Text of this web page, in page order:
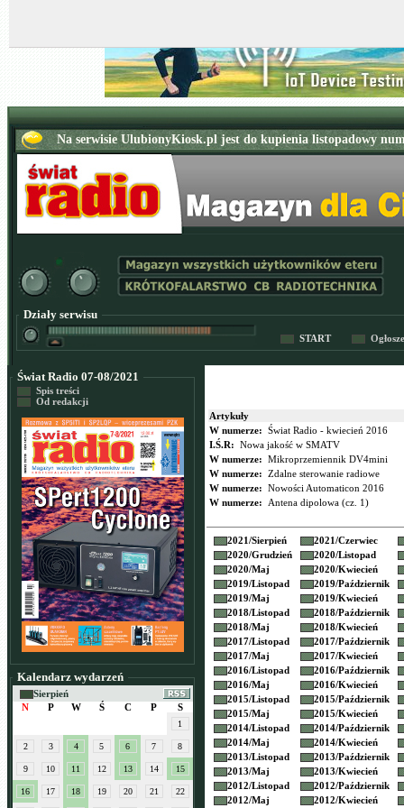
Działy serwisu
START
Świat Radio 07-08/2021
Spis treści
Od redakcji
Kalendarz wydarzeń
Sierpień
N
P W Ś C P S
1
2 3 4 5 6 7 8
9 10 11 12 13 14 15
16 17 18 19 20 21 22
Artykuły
W numerze: Świat Radio - kwiecień 2016
I.Ś.R: Nowa jakość w SMATV
W numerze: Mikroprzemiennik DV4mini
W numerze: Zdalne sterowanie radiowe
W numerze: Nowości Automaticon 2016
W numerze:
Antena dipolowa (cz. 1)
2021/Sierpień 2021/Czerwiec
2020/Grudzień 2020/Listopad
2020/Maj 2020/Kwiecień
2019/Listopad 2019/Październik
2019/Maj 2019/Kwiecień
2018/Listopad 2018/Październik
2018/Maj 2018/Kwiecień
2017/Listopad 2017/Październik
2017/Maj 2017/Kwiecień
2016/Listopad 2016/Październik
2016/Maj 2016/Kwiecień
2015/Listopad 2015/Październik
2015/Maj 2015/Kwiecień
2014/Listopad 2014/Październik
2014/Maj 2014/Kwiecień
2013/Listopad 2013/Październik
2013/Maj 2013/Kwiecień
2012/Listopad 2012/Październik
2012/Maj 2012/Kwiecień